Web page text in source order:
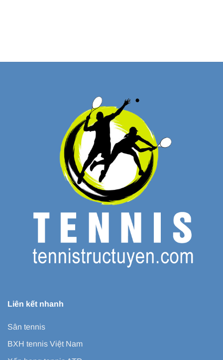
Liên kết nhanh
Sân tennis
BXH tennis Việt Nam